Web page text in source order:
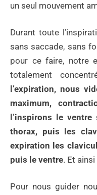
un seul mouvement
Durant toute
sans saccade, sans
pour ce faire, notre
totalement
l’expiration, nous
maximum,
l’inspirons le
thorax, puis les
expiration les
puis le ventre. Et
Pour nous guider